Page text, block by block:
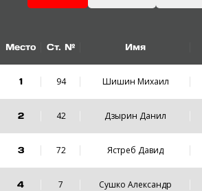
Место Ст. № Имя
1 94 Шишин Михаил
2 42 Дзырин Данил
3 72 Ястреб Давид
4 7 Сушко Александр